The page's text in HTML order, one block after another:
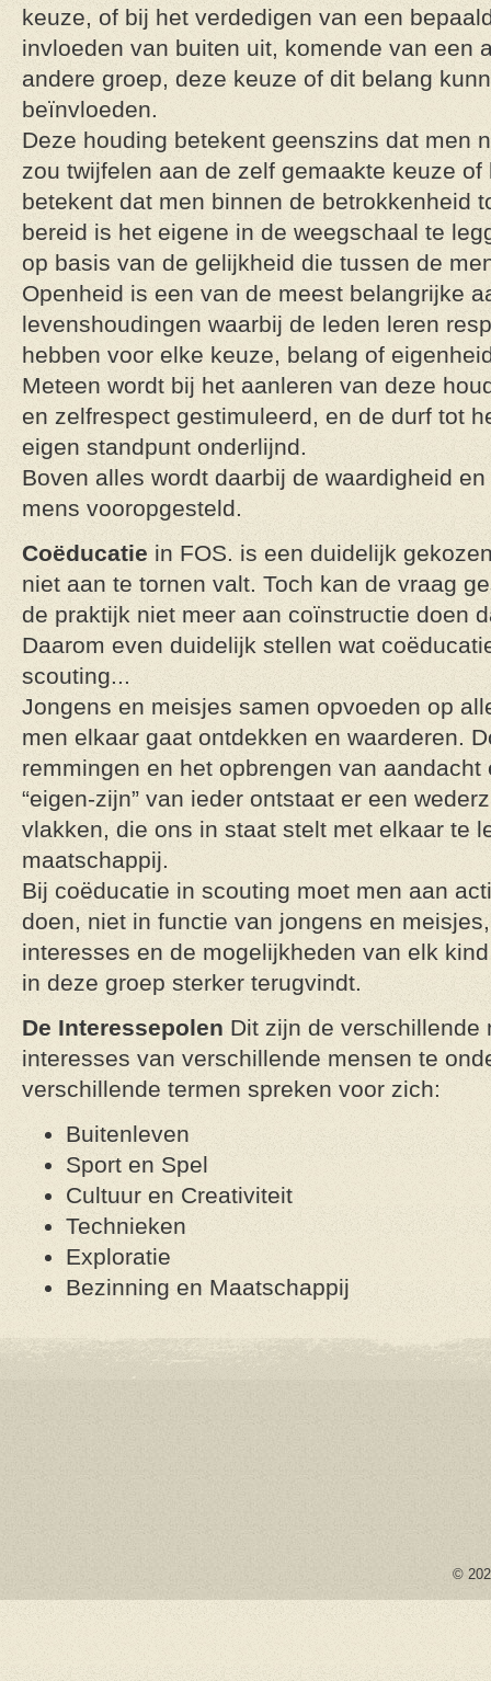
keuze, of bij het verdedigen van een
invloeden van buiten uit, komende van een
andere groep, deze keuze of dit belang
beïnvloeden.
Deze houding betekent geenszins dat men
zou twijfelen aan de zelf gemaakte keuze
betekent dat men binnen de betrokkenheid
bereid is het eigene in de weegschaal te
op basis van de gelijkheid die tussen de
Openheid is een van de meest belangrijke
levenshoudingen waarbij de leden leren
hebben voor elke keuze, belang of
Meteen wordt bij het aanleren van deze
en zelfrespect gestimuleerd, en de durf tot
eigen standpunt onderlijnd.
Boven alles wordt daarbij de waardigheid
mens vooropgesteld.
Coëducatie in FOS. is een duidelijk
niet aan te tornen valt. Toch kan de vraag
de praktijk niet meer aan coïnstructie doen
Daarom even duidelijk stellen wat
scouting...
Jongens en meisjes samen opvoeden op
men elkaar gaat ontdekken en waarderen.
remmingen en het opbrengen van aandacht
“eigen-zijn” van ieder ontstaat er een
vlakken, die ons in staat stelt met elkaar te
maatschappij.
Bij coëducatie in scouting moet men aan
doen, niet in functie van jongens en
interesses en de mogelijkheden van elk
in deze groep sterker terugvindt.
De Interessepolen Dit zijn de verschillende
interesses van verschillende mensen te
verschillende termen spreken voor zich:
Buitenleven
Sport en Spel
Cultuur en Creativiteit
Technieken
Exploratie
Bezinning en Maatschappij
©